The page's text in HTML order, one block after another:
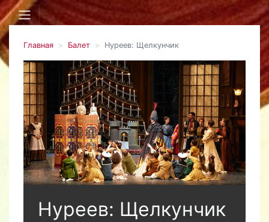
Главная Балет Нуреев: Щелкунчик
Нуреев: Щелкунчик